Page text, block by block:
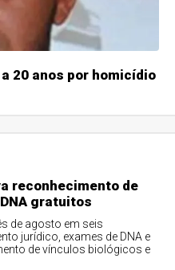
20 anos por homicídio
reconhecimento de
gratuitos
de agosto em seis
jurídico, exames de DNA e
de vínculos biológicos e